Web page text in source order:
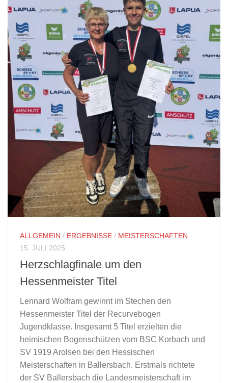
ALLGEMEIN / ERGEBNISSE / MEISTERSCHAFTEN
15. JULI 2025
Herzschlagfinale um den
Hessenmeister Titel
Lennard Wolfram gewinnt im Stechen den
Hessenmeister Titel der Recurvebogen
Jugendklasse. Insgesamt 5 Titel erzielten die
heimischen Bogenschützen vom BSC Korbach und
SV 1919 Arolsen bei den Hessischen
Meisterschaften in Ballersbach. Erstmals richtete
der SV Ballersbach die Landesmeisterschaft im